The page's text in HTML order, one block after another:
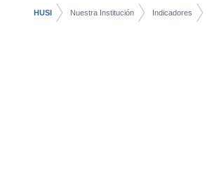
HUSI Nuestra Institución Indicadores